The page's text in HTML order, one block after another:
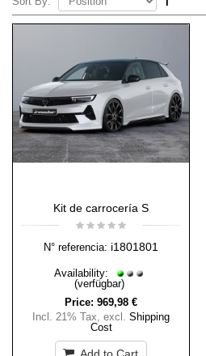
Kit de carrocería S
N° referencia: i1801801
Availability:
(verfügbar)
Price: 969,98 €
Incl. 21% Tax, excl. Shipping
Cost